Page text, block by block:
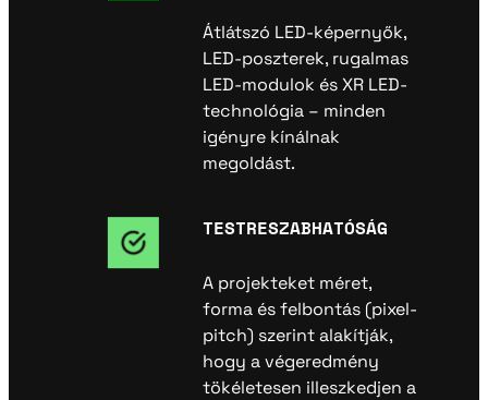
Átlátszó LED-képernyők,
LED-poszterek, rugalmas
LED-modulok és XR LED-
technológia – minden
igényre kínálnak
megoldást.
TESTRESZABHATÓSÁG
A projekteket méret,
forma és felbontás (pixel-
pitch) szerint alakítják,
hogy a végeredmény
tökéletesen illeszkedjen a